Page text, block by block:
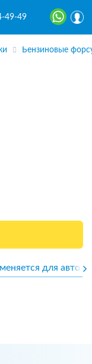
49-49
Бензиновые
для авто